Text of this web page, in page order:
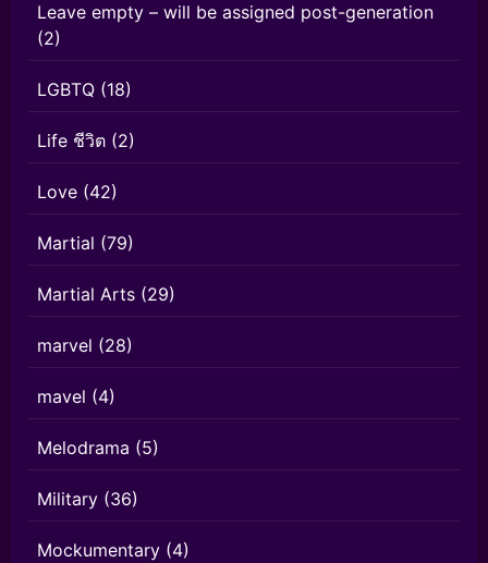
Leave empty – will be assigned post-generation
(2)
LGBTQ (18)
Life ชีวิต (2)
Love (42)
Martial (79)
Martial Arts (29)
marvel (28)
mavel (4)
Melodrama (5)
Military (36)
Mockumentary (4)